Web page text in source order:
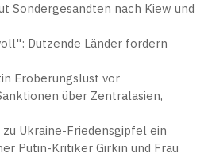
Sondergesandten nach Kiew und
Dutzende Länder fordern
Eroberungslust vor
über Zentralasien,
Ukraine-Friedensgipfel ein
Putin-Kritiker Girkin und Frau